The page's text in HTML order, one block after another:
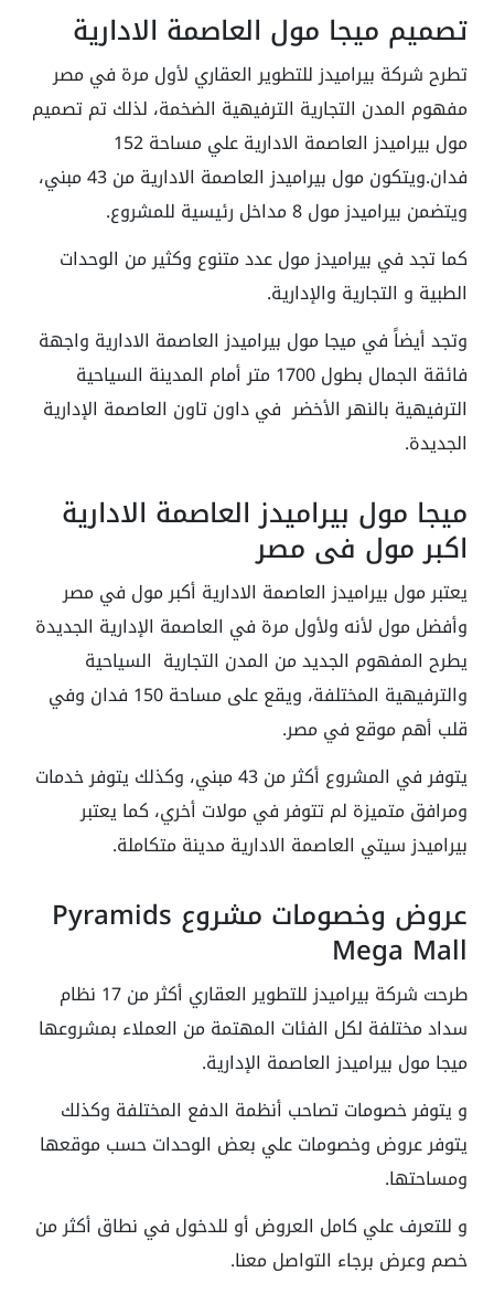
تصميم ميجا مول العاصمة الادارية
تطرح شركة بيراميدز للتطوير العقاري لأول مرة في مصر
مفهوم المدن التجارية الترفيهية الضخمة، لذلك تم تصميم
مول بيراميدز العاصمة الادارية علي مساحة 152
فدان.ويتكون مول بيراميدز العاصمة الادارية من 43 مبني،
ويتضمن بيراميدز مول 8 مداخل رئيسية للمشروع.
كما تجد في بيراميدز مول عدد متنوع وكثير من الوحدات
الطبية و التجارية والإدارية.
وتجد أيضاً في ميجا مول بيراميدز العاصمة الادارية واجهة
فائقة الجمال بطول 1700 متر أمام المدينة السياحية
الترفيهية بالنهر الأخضر في داون تاون العاصمة الإدارية
الجديدة.
ميجا مول بيراميدز العاصمة الادارية
اكبر مول في مصر
يعتبر مول بيراميدز العاصمة الادارية أكبر مول في مصر
وأفضل مول لأنه ولأول مرة في العاصمة الإدارية الجديدة
يطرح المفهوم الجديد من المدن التجارية السياحية
والترفيهية المختلفة، ويقع على مساحة 150 فدان وفي
قلب أهم موقع في مصر.
يتوفر في المشروع أكثر من 43 مبني، وكذلك يتوفر خدمات
ومرافق متميزة لم تتوفر في مولات أخري، كما يعتبر
بيراميدز سيتي العاصمة الادارية مدينة متكاملة.
عروض وخصومات مشروع Pyramids
Mega Mall
طرحت شركة بيراميدز للتطوير العقاري أكثر من 17 نظام
سداد مختلفة لكل الفئات المهتمة من العملاء بمشروعها
ميجا مول بيراميدز العاصمة الإدارية.
و يتوفر خصومات تصاحب أنظمة الدفع المختلفة وكذلك
يتوفر عروض وخصومات علي بعض الوحدات حسب موقعها
ومساحتها.
و للتعرف علي كامل العروض أو للدخول في نطاق أكثر من
خصم وعرض برجاء التواصل معنا.